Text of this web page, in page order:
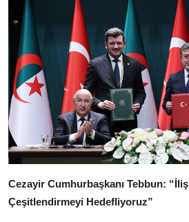
Cezayir Cumhurbaşkanı Tebbun:
Çeşitlendirmeyi Hedefliyoruz”